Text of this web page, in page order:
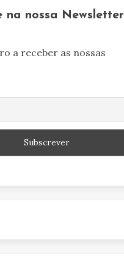
na nossa Newsletter
a receber as nossas